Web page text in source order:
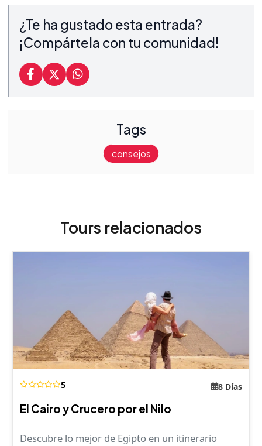
¿Te ha gustado esta entrada?
¡Compártela con tu comunidad!
Tags
consejos
Tours relacionados
5 8 Días
El Cairo y Crucero por el Nilo
Descubre lo mejor de Egipto en un itinerario